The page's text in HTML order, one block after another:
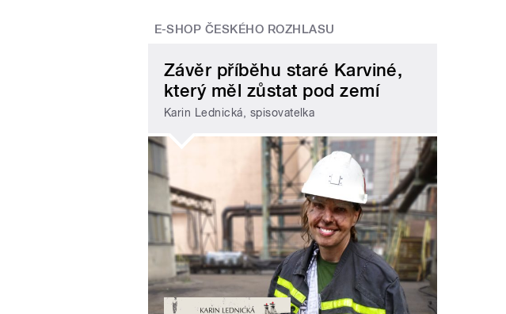
E-SHOP ČESKÉHO ROZHLASU
Závěr příběhu staré Karviné,
který měl zůstat pod zemí
Karin Lednická, spisovatelka